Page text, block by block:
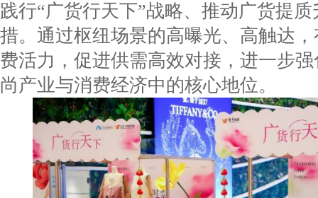
践行“广货行天下”战略、推动广货提
措。通过枢纽场景的高曝光、高触达
费活力，促进供需高效对接，进一步
尚产业与消费经济中的核心地位。